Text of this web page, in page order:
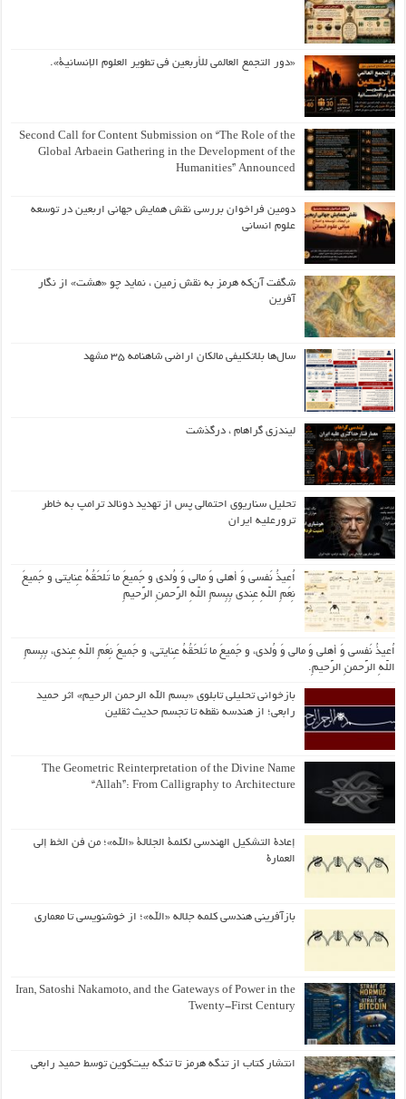
«دور التجمع العالمي للأربعين في تطوير العلوم الإنسانية».
Second Call for Content Submission on “The Role of the
Global Arbaein Gathering in the Development of the
Humanities” Announced
دومین فراخوان بررسی نقش همایش جهانی اربعین در توسعه
علوم انسانی
شگفت آن‌که هرمز به نقش زمین ، نماید چو «هشت» از نگار
آفرین
سال‌ها بلاتکلیفی مالکان اراضی شاهنامه ۳۵ مشهد
لیندزی گراهام ، درگذشت
تحلیل سناریوی احتمالی پس از تهدید دونالد ترامپ به خاطر
ترورعلیه ایران
اُعیذُ نَفسی وَ أهلی وَ مالی وَ وُلدی و جَمیعَ ما تَلحَقُهُ عِنایتی و جَمیعَ
نِعَمِ اللّهِ عِندی بِبِسمِ اللّهِ الرَّحمنِ الرَّحیمِ
اُعیذُ نَفسی وَ أهلی وَ مالی وَ وُلدی، و جَمیعَ ما تَلحَقُهُ عِنایتی، و جَمیعَ نِعَمِ اللّهِ عِندی، بِبِسمِ
اللّهِ الرَّحمنِ الرَّحیمِ.
بازخوانی تحلیلی تابلوی «بسم الله الرحمن الرحیم» اثر حمید
رابعی؛ از هندسه نقطه تا تجسم حدیث ثقلین
The Geometric Reinterpretation of the Divine Name
“Allah”: From Calligraphy to Architecture
إعادة التشكيل الهندسي لكلمة الجلالة «الله»؛ من فن الخط إلى
العمارة
بازآفرینی هندسی کلمه جلاله «الله»؛ از خوشنویسی تا معماری
Iran, Satoshi Nakamoto, and the Gateways of Power in the
Twenty-First Century
انتشار کتاب از تنگه هرمز تا تنگه بیت‌کوین توسط حمید رابعی